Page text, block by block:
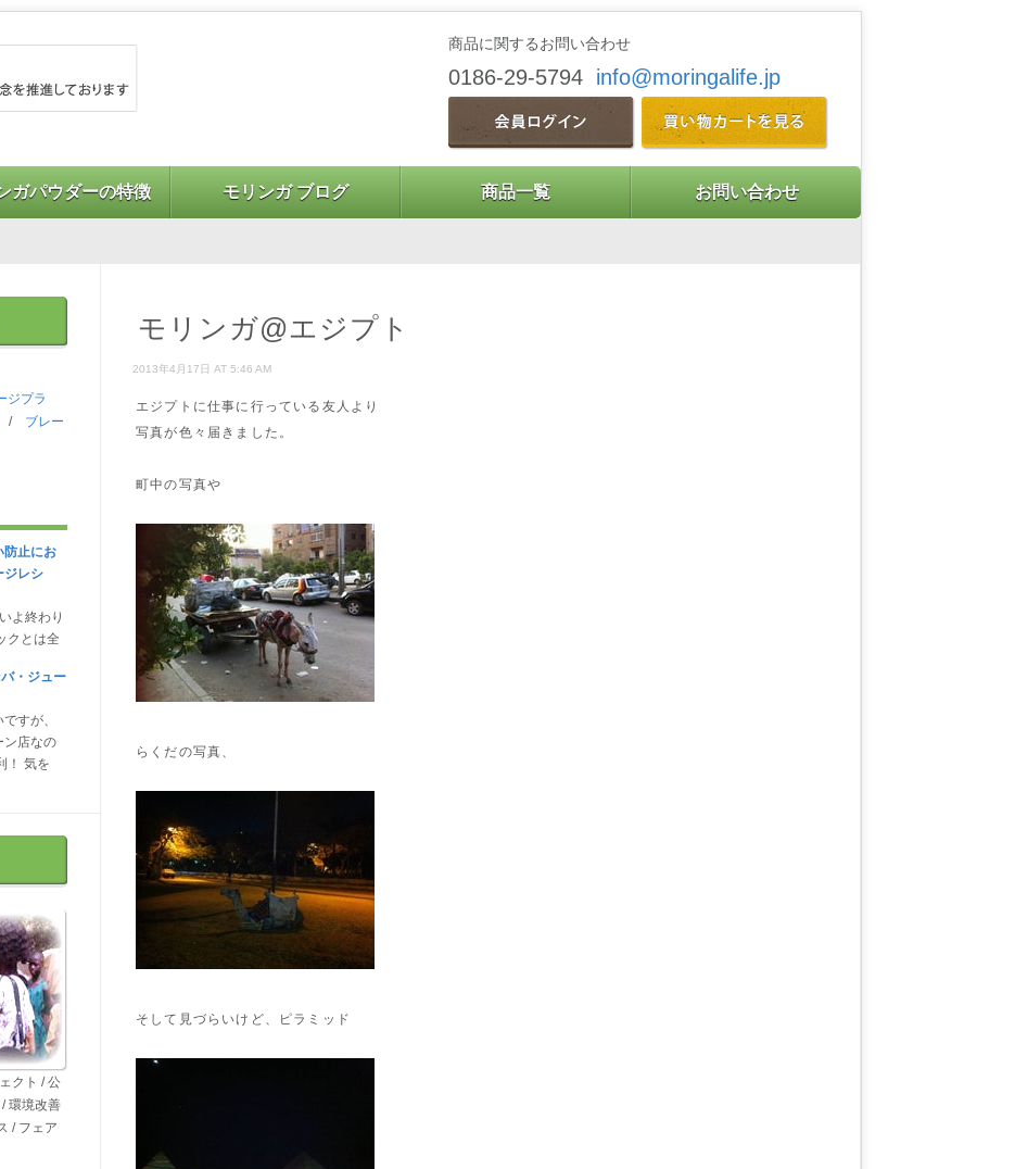
商品に関するお問い合わせ
0186-29-5794 info@moringalife.jp
ガパウダーの特徴 モリンガ ブログ 商品一覧 お問い合わせ
モリンガ@エジプト
2013年4月17日 AT 5:46 AM
エジプトに仕事に行っている友人より
写真が色々届きました。
町中の写真や
らくだの写真、
そして見づらいけど、ピラミッド
ジプラ
/ ブレー
防止にお
ジレシ
よ終わり
クとは全
・ジュー
すが、
ン店なの
！ 気を
クト / 公
環境改善
/ フェア